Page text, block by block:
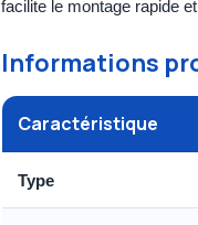
facilite le montage rapide
Informations
Caractéristique
Type